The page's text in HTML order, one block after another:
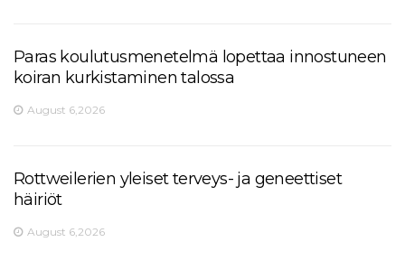
Paras koulutusmenetelmä lopettaa innostuneen
koiran kurkistaminen talossa
August 6,2026
Rottweilerien yleiset terveys- ja geneettiset
häiriöt
August 6,2026